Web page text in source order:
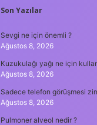
Son Yazılar
Sevgi ne için önemli ?
Ağustos 8, 2026
Kuzukulağı yağı ne için
Ağustos 8, 2026
Sadece telefon görüşmesi
Ağustos 8, 2026
Pulmoner alveol nedir ?